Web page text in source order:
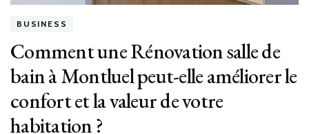
BUSINESS
Comment une Rénovation salle de
bain à Montluel peut-elle améliorer le
confort et la valeur de votre
habitation ?